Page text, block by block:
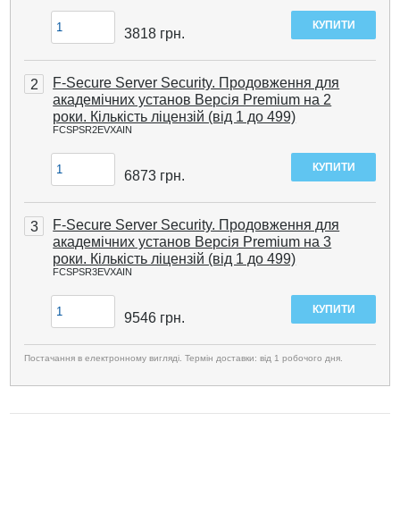
3818 грн.
2
F-Secure Server Security. Продовження для
академічних установ Версія Premium на 2
роки. Кількість ліцензій (від 1 до 499)
FCSPSR2EVXAIN
6873 грн.
3
F-Secure Server Security. Продовження для
академічних установ Версія Premium на 3
роки. Кількість ліцензій (від 1 до 499)
FCSPSR3EVXAIN
9546 грн.
Постачання в електронному вигляді. Термін доставки: від 1 робочого дня.